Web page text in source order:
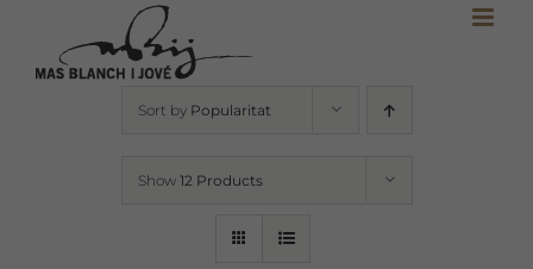
content
Sort by Popularitat
Show 12 Products